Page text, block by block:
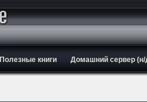
Полезные книги Домашний сервер (н/